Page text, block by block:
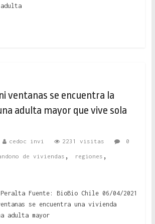
ventanas se encuentra la
adulta mayor que vive sola
cedoc invi 2231 visitas 0
de viviendas , regiones ,
Fuente: BioBio Chile 06/04/2021
se encuentra una vivienda
adulta mayor